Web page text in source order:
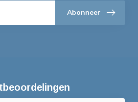
Abonneer